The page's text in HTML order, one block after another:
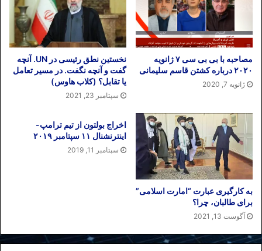
مصاحبه با بی بی سی ۷ ژانویه
۲۰۲۰ درباره کشتن قاسم سلیمانی
ژانویه 7, 2020
نخستین نطق رئیسی در UN. آنچه
گفت و آنچه نگفت. در مسیر تعامل
یا تقابل؟ (کلاب هاوس)
سپتامبر 23, 2021
به کارگیری عبارت “امارت اسلامی”
برای طالبان، چرا؟
آگوست 13, 2021
اخراج بولتون از تیم ترامپ-
اینترنشنال ۱۱ سپتامبر ۲۰۱۹
سپتامبر 11, 2019